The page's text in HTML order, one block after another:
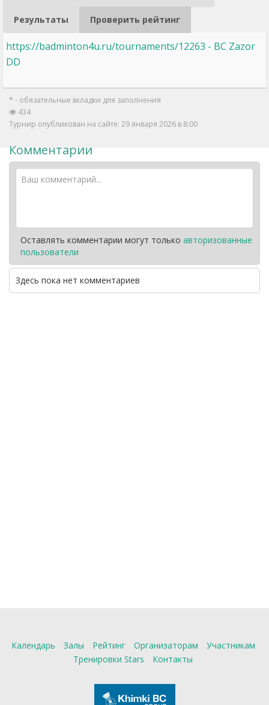
Результаты Проверить рейтинг
https://badminton4u.ru/tournaments/12263 - BC Zazor
DD
* - обязательные вкладки для заполнения
434
Турнир опубликован на сайте: 29 января 2026 в 8:00
Комментарии
Оставлять комментарии могут только авторизованные
пользователи
Здесь пока нет комментариев
Календарь Залы Рейтинг Организаторам
Участникам
Тренировки Stars
Контакты